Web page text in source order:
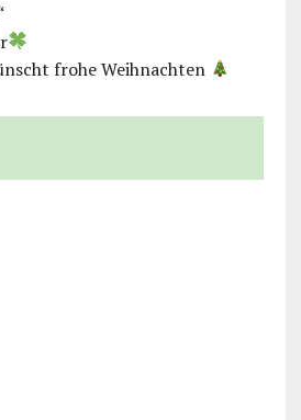
frohe Weihnachten